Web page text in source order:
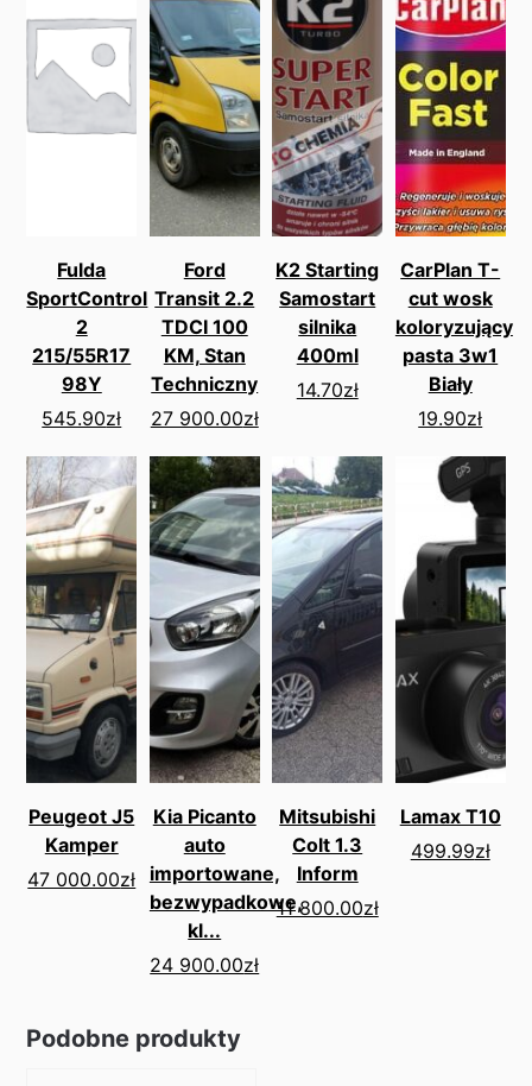
Fulda
SportControl
2
215/55R17
98Y
545.90zł
Ford
Transit 2.2
TDCI 100
KM, Stan
Techniczny
27 900.00zł
K2 Starting
Samostart
silnika
400ml
14.70zł
CarPlan T-
cut wosk
koloryzujący
pasta 3w1
Biały
19.90zł
Peugeot J5
Kamper
47 000.00zł
Kia Picanto
auto
importowane,
bezwypadkowe,
kl...
24 900.00zł
Mitsubishi
Colt 1.3
Inform
11 800.00zł
Lamax T10
499.99zł
Podobne produkty